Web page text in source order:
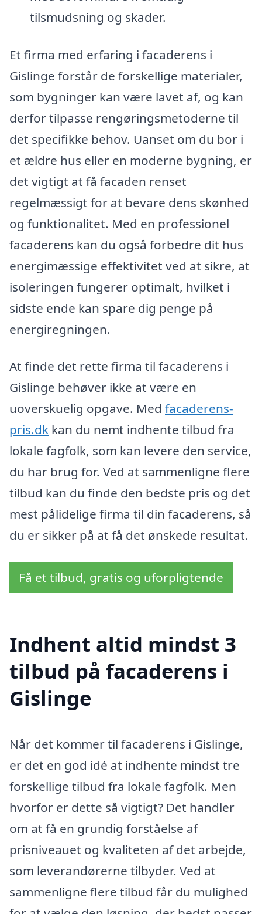
tilsmudsning og skader.
Et firma med erfaring i facaderens i
Gislinge forstår de forskellige materialer,
som bygninger kan være lavet af, og kan
derfor tilpasse rengøringsmetoderne til
det specifikke behov. Uanset om du bor i
et ældre hus eller en moderne bygning, er
det vigtigt at få facaden renset
regelmæssigt for at bevare dens skønhed
og funktionalitet. Med en professionel
facaderens kan du også forbedre dit hus
energimæssige effektivitet ved at sikre, at
isoleringen fungerer optimalt, hvilket i
sidste ende kan spare dig penge på
energiregningen.
At finde det rette firma til facaderens i
Gislinge behøver ikke at være en
uoverskuelig opgave. Med facaderens-
pris.dk kan du nemt indhente tilbud fra
lokale fagfolk, som kan levere den service,
du har brug for. Ved at sammenligne flere
tilbud kan du finde den bedste pris og det
mest pålidelige firma til din facaderens, så
du er sikker på at få det ønskede resultat.
Få et tilbud, gratis og uforpligtende
Indhent altid mindst 3
tilbud på facaderens i
Gislinge
Når det kommer til facaderens i Gislinge,
er det en god idé at indhente mindst tre
forskellige tilbud fra lokale fagfolk. Men
hvorfor er dette så vigtigt? Det handler
om at få en grundig forståelse af
prisniveauet og kvaliteten af det arbejde,
som leverandørerne tilbyder. Ved at
sammenligne flere tilbud får du mulighed